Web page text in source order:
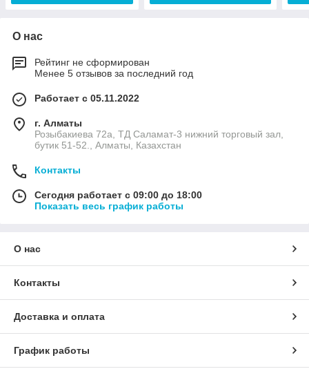
О нас
Рейтинг не сформирован
Менее 5 отзывов за последний год
Работает с 05.11.2022
г. Алматы
Розыбакиева 72а, ТД Саламат-3 нижний торговый зал,
бутик 51-52., Алматы, Казахстан
Контакты
Сегодня работает с 09:00 до 18:00
Показать весь график работы
О нас
Контакты
Доставка и оплата
График работы